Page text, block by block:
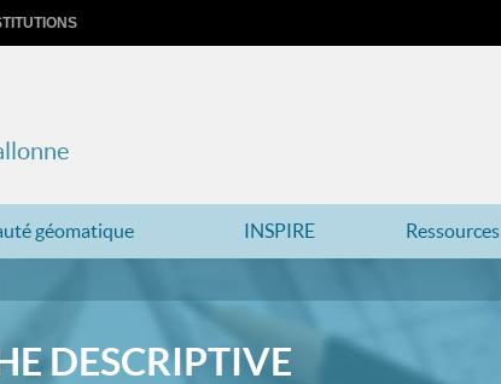
géomatique INSPIRE Ressources
DESCRIPTIVE